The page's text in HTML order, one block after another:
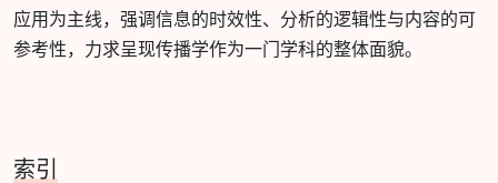
应用为主线，强调信息的时效性、分析的逻辑性与内容的可
参考性，力求呈现传播学作为一门学科的整体面貌。
索引